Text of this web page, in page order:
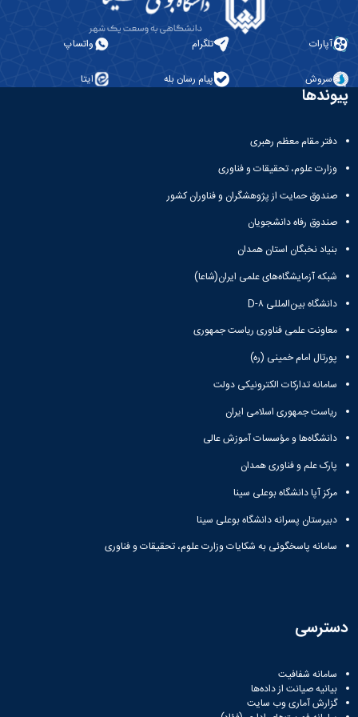
تحصیلات
آئین
ها
تحصیلات
تکمیلی
ها
آئین
ها
سمینارها
پایان
نامه
ها
پژوهشنامه
فصل
نامه
علمی
انقلاب
دوفصلنامه
علمی
پژوهش‌های
زبان‌شناسی
دوفصلنامه
علمی
مطالعات
اجتماعی
قرآن
دوفصلنامه
علمی
دوفصلنامه
علمی
رویکردهای
حقوق
سیاسی
فصلنامه
علمی
محیط‌های
یاددهی-
یادگیری
دوفصلنامه
علمی
نوین
ایران‎‌شناسی
زبان
ادبیات
عرب
ادبیات
فارسی
زبان
شناسی
همگانی
زبان
و
فرانسه
فرهنگ
زبان
های
باستان
آپارات تلگرام واتساپ
سروش پیام رسان بله ایتا
پیوندها
دفتر مقام معظم رهبری
وزارت علوم، تحقیقات و فناوری
صندوق حمایت از پژوهشگران و فناوران کشور
صندوق رفاه دانشجویان
بنیاد نخبگان استان همدان
شبکه آزمایشگاه‌های علمی ایران(شاعا)
دانشگاه بین‌المللی D-۸
معاونت علمی فناوری ریاست جمهوری
پورتال امام خمینی (ره)
سامانه تدارکات الکترونیکی دولت
ریاست جمهوری اسلامی ایران
دانشگاه‌ها و مؤسسات آموزش عالی
پارک علم و فناوری همدان
مرکز آپا دانشگاه بوعلی سینا
دبیرستان پسرانه دانشگاه بوعلی سینا
سامانه پاسخگوئی به شکایات وزارت علوم، تحقیقات و فناوری
دسترسی
سامانه شفافیت
بیانیه صیانت از داده‌ها
گزارش آماری وب‌ سایت